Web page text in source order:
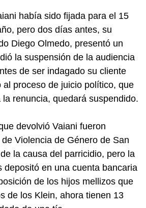
había sido fijada para el 15
pero dos días antes, su
Diego Olmedo, presentó un
la suspensión de la audiencia
de ser indagado su cliente
proceso de juicio político, que
renuncia, quedará suspendido.
devolvió Vaiani fueron
Violencia de Género de San
la causa del parricidio, pero la
depositó en una cuenta bancaria
de los hijos mellizos que
de los Klein, ahora tienen 13